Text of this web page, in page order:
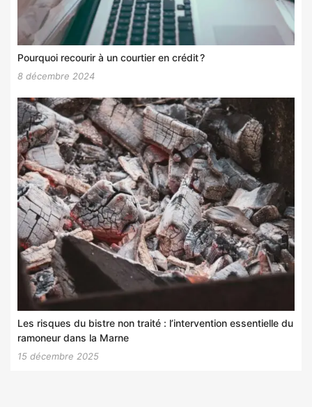
Pourquoi recourir à un courtier en crédit ?
8 décembre 2024
Les risques du bistre non traité : l’intervention essentielle du
ramoneur dans la Marne
15 décembre 2025